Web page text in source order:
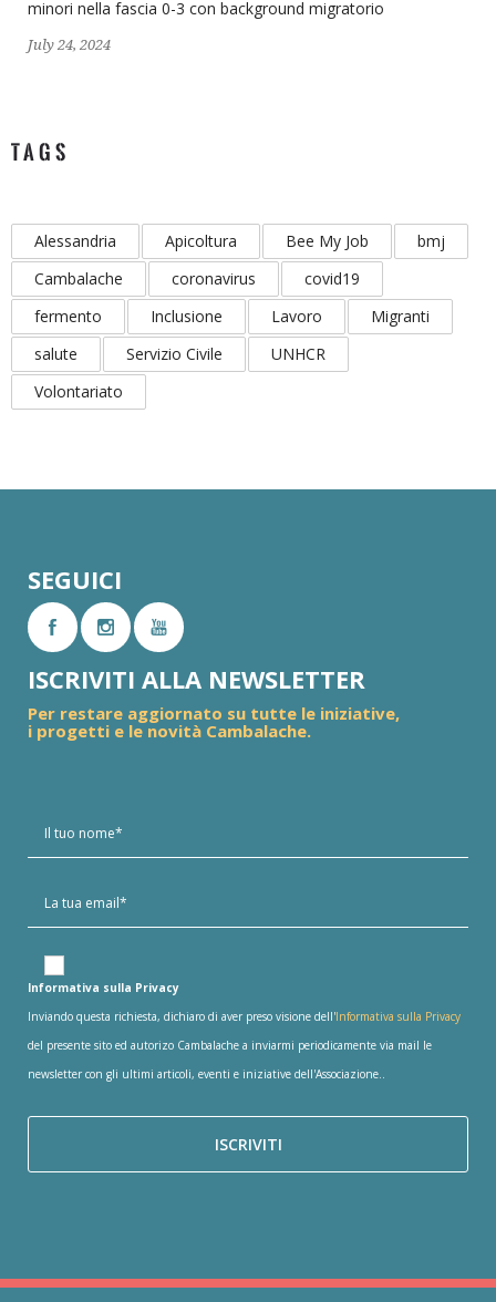
minori nella fascia 0-3 con background migratorio
July 24, 2024
TAGS
Alessandria Apicoltura Bee My Job
bmj
Cambalache
coronavirus
covid19
fermento
Inclusione Lavoro
Migranti
salute
Servizio Civile
UNHCR
Volontariato
SEGUICI
ISCRIVITI ALLA NEWSLETTER
Per restare aggiornato su tutte le iniziative,
i progetti e le novità Cambalache.
Informativa sulla Privacy
Inviando questa richiesta, dichiaro di aver preso visione dell'Informativa sulla Privacy
del presente sito ed autorizo Cambalache a inviarmi periodicamente via mail le
newsletter con gli ultimi articoli, eventi e iniziative dell'Associazione..